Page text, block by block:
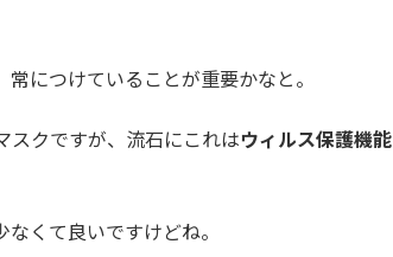
につけていることが重要かなと。
スクですが、流石にこれはウィルス保護機能
くて良いですけどね。